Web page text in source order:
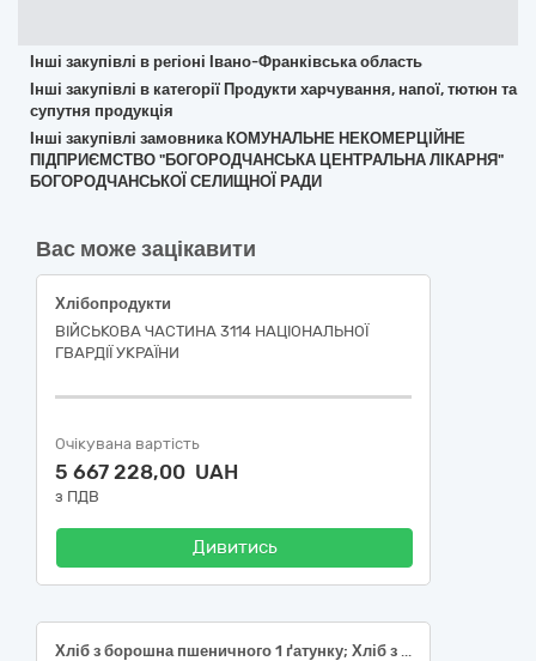
Інші закупівлі в регіоні Івано-Франківська область
Інші закупівлі в категорії Продукти харчування, напої, тютюн та
супутня продукція
Інші закупівлі замовника КОМУНАЛЬНЕ НЕКОМЕРЦІЙНЕ
ПІДПРИЄМСТВО "БОГОРОДЧАНСЬКА ЦЕНТРАЛЬНА ЛІКАРНЯ"
БОГОРОДЧАНСЬКОЇ СЕЛИЩНОЇ РАДИ
Вас може зацікавити
Хлібопродукти
ВІЙСЬКОВА ЧАСТИНА 3114 НАЦІОНАЛЬНОЇ
ГВАРДІЇ УКРАЇНИ
Очікувана вартість
5 667 228,00 UAH
з ПДВ
Дивитись
Хліб з борошна пшеничного 1 ґатунку; Хліб з суміші борошна житнього обдирного і пшеничного 1 ґатунку; Булочка з борошна пшеничного 1 ґатунку 70г., код згідно з ДК 021:2015 Єдиного закупівельного словника 15810000-9 Хлібопродукти, свіжовипечені хлібобулочні та кондитерські вироби